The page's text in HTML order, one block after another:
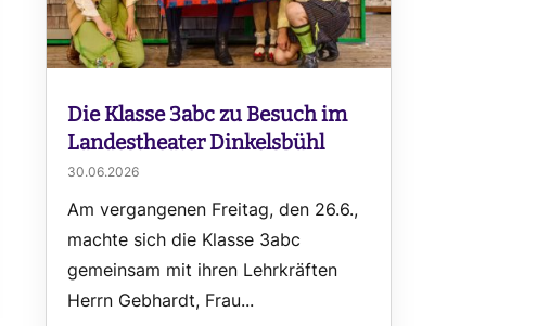
Die Klasse 3abc zu Besuch im
Landestheater Dinkelsbühl
30.06.2026
Am vergangenen Freitag, den 26.6.,
machte sich die Klasse 3abc
gemeinsam mit ihren Lehrkräften
Herrn Gebhardt, Frau...